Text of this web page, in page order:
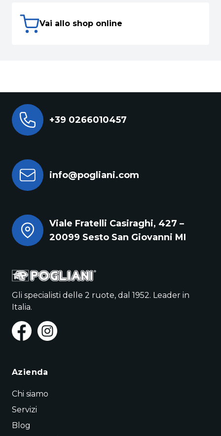
Vai allo shop online
+39 0266010457
info@pogliani.com
Viale Fratelli Casiraghi, 427 –
20099 Sesto San Giovanni MI
Gli specialisti delle 2 ruote, dal 1952. Leader in
Italia.
Azienda
Chi siamo
Servizi
Blog